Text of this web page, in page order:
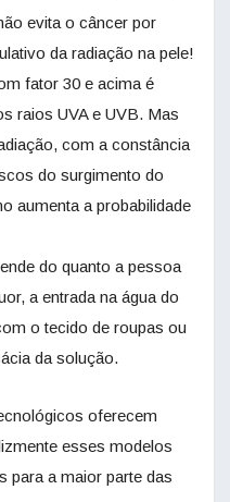
evita o câncer por
da radiação na pele!
fator 30 e acima é
raios UVA e UVB. Mas
com a constância
do surgimento do
aumenta a probabilidade
do quanto a pessoa
a entrada na água do
o tecido de roupas ou
da solução.
oferecem
esses modelos
para a maior parte das